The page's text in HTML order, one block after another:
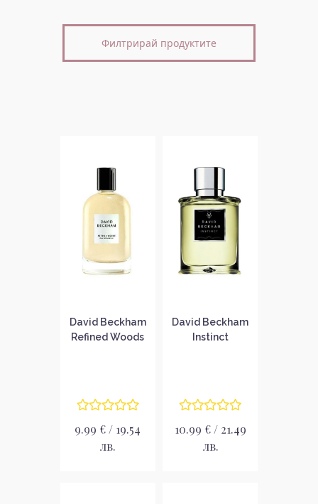
Филтрирай продуктите
David Beckham
Refined Woods
EDP
9.99 € / 19.54
лв.
David Beckham
Instinct
10.99 € / 21.49
лв.